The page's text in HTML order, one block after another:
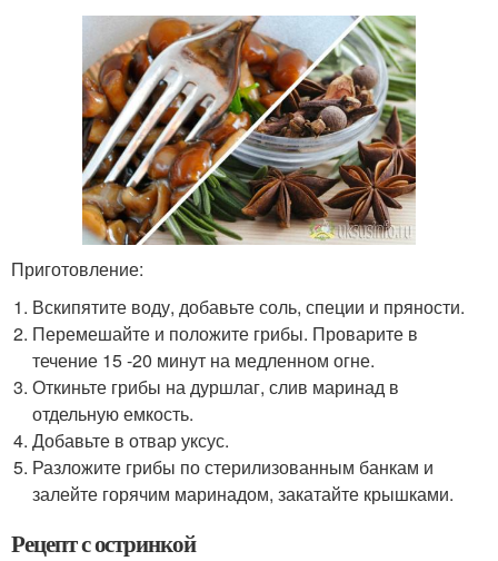
Приготовление:
Вскипятите воду, добавьте соль, специи и пряности.
Перемешайте и положите грибы. Проварите в
течение 15 -20 минут на медленном огне.
Откиньте грибы на дуршлаг, слив маринад в
отдельную емкость.
Добавьте в отвар уксус.
Разложите грибы по стерилизованным банкам и
залейте горячим маринадом, закатайте крышками.
Рецепт с остринкой